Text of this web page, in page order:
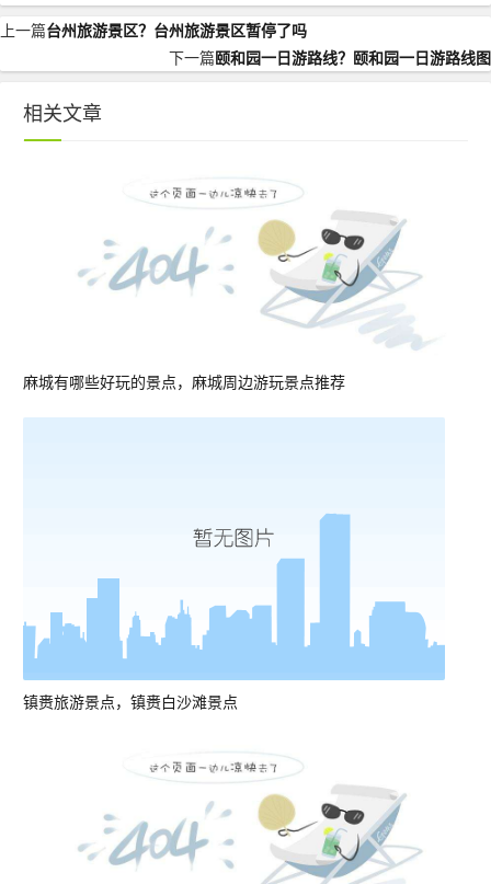
上一篇台州旅游景区？台州旅游景区暂停了吗
下一篇颐和园一日游路线？颐和园一日游路线图
相关文章
麻城有哪些好玩的景点，麻城周边游玩景点推荐
镇赉旅游景点，镇赉白沙滩景点